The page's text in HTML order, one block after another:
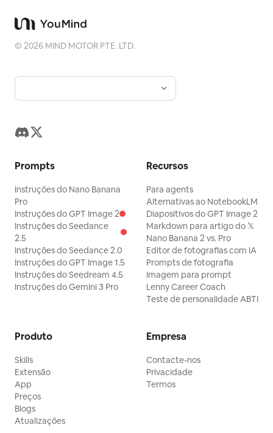
©2026 MIND MOTOR PTE. LTD.
Prompts
Instruções do Nano Banana
Pro
Instruções do GPT Image 2
Instruções do Seedance
2.5
Instruções do Seedance 2.0
Instruções do GPT Image 1.5
Instruções do Seedream 4.5
Instruções do Gemini 3 Pro
Recursos
Para agents
Alternativas ao NotebookLM
Diapositivos do GPT Image 2
Markdown para artigo do 𝕏
Nano Banana 2 vs. Pro
Editor de fotografias com IA
Prompts de fotografia
Imagem para prompt
Lenny Career Coach
Teste de personalidade ABTI
Produto
Skills
Extensão
App
Preços
Blogs
Atualizações
Empresa
Contacte-nos
Privacidade
Termos